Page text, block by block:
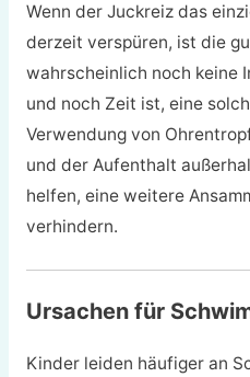
Wenn der Juckreiz das
derzeit verspüren, ist die
wahrscheinlich noch keine
und noch Zeit ist, eine
Verwendung von
und der Aufenthalt
helfen, eine weitere
verhindern.
Ursachen für
Kinder leiden häufiger an